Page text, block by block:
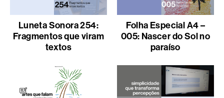
Luneta Sonora 254:
Fragmentos que viram
textos
Folha Especial A4 –
005: Nascer do Sol no
paraíso